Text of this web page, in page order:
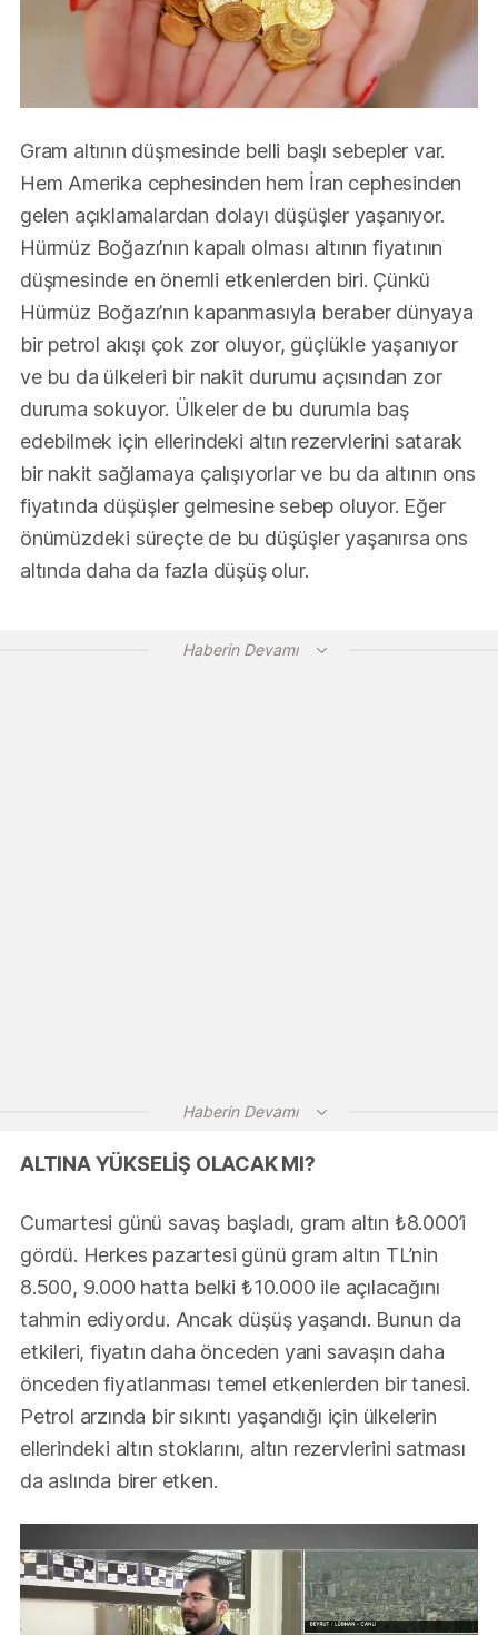
Gram altının düşmesinde belli başlı sebepler var.
Hem Amerika cephesinden hem İran cephesinden
gelen açıklamalardan dolayı düşüşler yaşanıyor.
Hürmüz Boğazı’nın kapalı olması altının fiyatının
düşmesinde en önemli etkenlerden biri. Çünkü
Hürmüz Boğazı’nın kapanmasıyla beraber dünyaya
bir petrol akışı çok zor oluyor, güçlükle yaşanıyor
ve bu da ülkeleri bir nakit durumu açısından zor
duruma sokuyor. Ülkeler de bu durumla baş
edebilmek için ellerindeki altın rezervlerini satarak
bir nakit sağlamaya çalışıyorlar ve bu da altının ons
fiyatında düşüşler gelmesine sebep oluyor. Eğer
önümüzdeki süreçte de bu düşüşler yaşanırsa ons
altında daha da fazla düşüş olur.
Haberin Devamı
Haberin Devamı
ALTINA YÜKSELİŞ OLACAK MI?
Cumartesi günü savaş başladı, gram altın ₺8.000’i
gördü. Herkes pazartesi günü gram altın TL’nin
8.500, 9.000 hatta belki ₺10.000 ile açılacağını
tahmin ediyordu. Ancak düşüş yaşandı. Bunun da
etkileri, fiyatın daha önceden yani savaşın daha
önceden fiyatlanması temel etkenlerden bir tanesi.
Petrol arzında bir sıkıntı yaşandığı için ülkelerin
ellerindeki altın stoklarını, altın rezervlerini satması
da aslında birer etken.